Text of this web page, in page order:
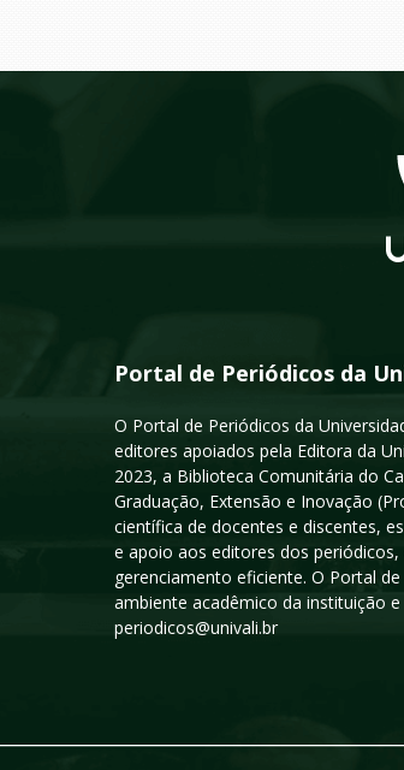
Portal de Periódicos da
O Portal de Periódicos da
editores apoiados pela Editora da
2023, a Biblioteca Comunitária do
Graduação, Extensão e Inovação
científica de docentes e discentes,
e apoio aos editores dos
gerenciamento eficiente. O Portal
ambiente acadêmico da instituição
periodicos@univali.br